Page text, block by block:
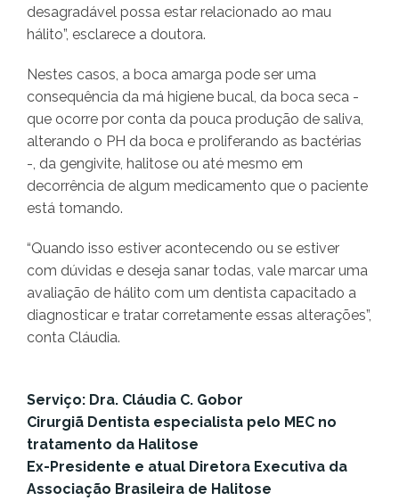
desagradável possa estar relacionado ao mau
hálito”, esclarece a doutora.
Nestes casos, a boca amarga pode ser uma
consequência da má higiene bucal, da boca seca -
que ocorre por conta da pouca produção de saliva,
alterando o PH da boca e proliferando as bactérias
-, da gengivite, halitose ou até mesmo em
decorrência de algum medicamento que o paciente
está tomando.
“Quando isso estiver acontecendo ou se estiver
com dúvidas e deseja sanar todas, vale marcar uma
avaliação de hálito com um dentista capacitado a
diagnosticar e tratar corretamente essas alterações”,
conta Cláudia.
Serviço: Dra. Cláudia C. Gobor
Cirurgiã Dentista especialista pelo MEC no
tratamento da Halitose
Ex-Presidente e atual Diretora Executiva da
Associação Brasileira de Halitose